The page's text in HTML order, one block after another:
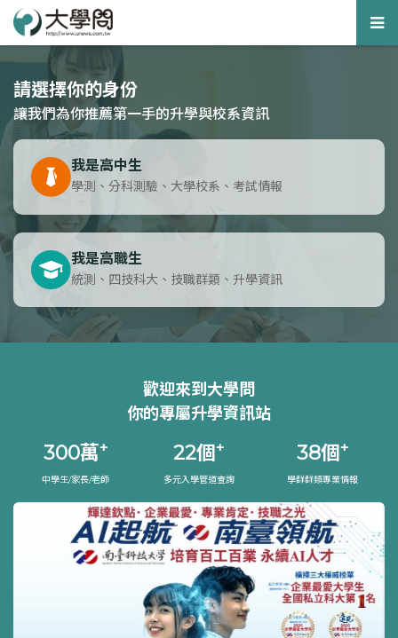
請選擇你的身份
讓我們為你推薦第一手的升學與校系資訊
我是高中生
學測、分科測驗、大學校系、考試情報
我是高職生
統測、四技科大、技職群類、升學資訊
歡迎來到大學問
你的專屬升學資訊站
300萬+
中學生/家長/老師
22個+
多元入學管道查詢
38個+
學群群類專業情報